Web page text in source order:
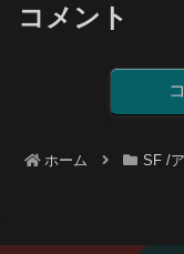
コメント
ホーム SF /